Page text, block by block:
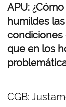
APU:
humildes
condiciones
que en los
CGB: